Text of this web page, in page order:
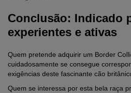
Conclusão: Indicado
experientes e ativas
Quem pretende adquirir um Border
cuidadosamente se consegue
exigências deste fascinante cão
Quem se interessa por esta bela raça